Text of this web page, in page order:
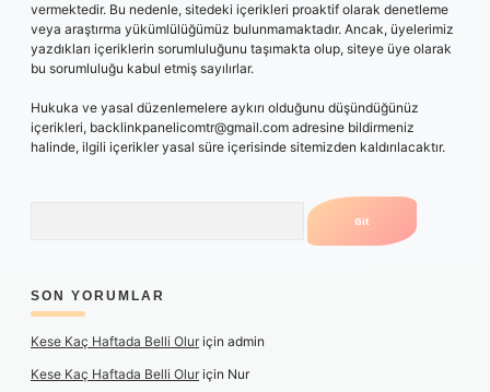
vermektedir. Bu nedenle, sitedeki içerikleri proaktif olarak denetleme
veya araştırma yükümlülüğümüz bulunmamaktadır. Ancak, üyelerimiz
yazdıkları içeriklerin sorumluluğunu taşımakta olup, siteye üye olarak
bu sorumluluğu kabul etmiş sayılırlar.
Hukuka ve yasal düzenlemelere aykırı olduğunu düşündüğünüz
içerikleri, backlinkpanelicomtr@gmail.com adresine bildirmeniz
halinde, ilgili içerikler yasal süre içerisinde sitemizden kaldırılacaktır.
SON YORUMLAR
Kese Kaç Haftada Belli Oluriçin admin
Kese Kaç Haftada Belli Oluriçin Nur